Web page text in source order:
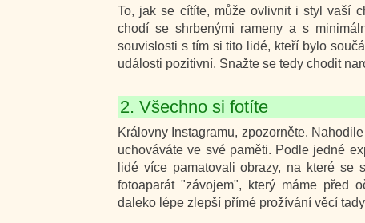
To, jak se cítíte, může ovlivnit i styl vaší
chodí se shrbenými rameny a s
souvislosti s tím si tito lidé, kteří bylo
události pozitivní. Snažte se tedy chodit
2. Všechno si fotíte
Královny Instagramu, zpozorněte.
uchováváte ve své paměti. Podle jedné
lidé více pamatovali obrazy, na které se
fotoaparát "závojem", který máme před
daleko lépe zlepší přímé prožívání věcí